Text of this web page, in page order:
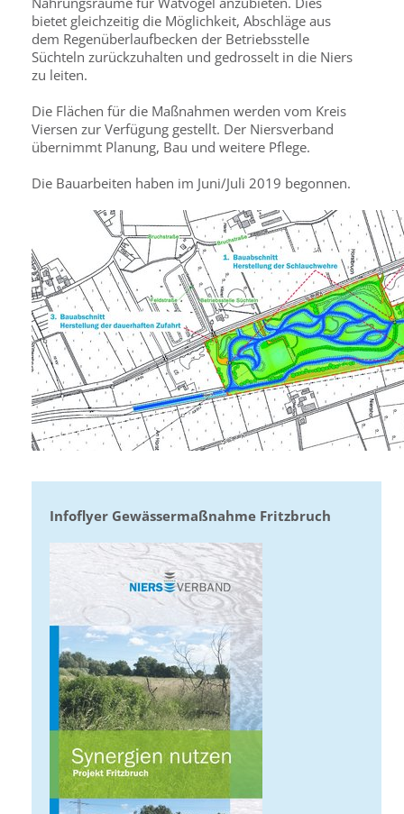
bietet gleichzeitig die Möglichkeit, Abschläge aus
dem Regenüberlaufbecken der Betriebsstelle
Süchteln zurückzuhalten und gedrosselt in die Niers
zu leiten.
Die Flächen für die Maßnahmen werden vom Kreis
Viersen zur Verfügung gestellt. Der Niersverband
übernimmt Planung, Bau und weitere Pflege.
Die Bauarbeiten haben im Juni/Juli 2019 begonnen.
Infoflyer Gewässermaßnahme Fritzbruch